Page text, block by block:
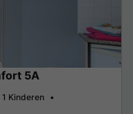
5A
1 Kinderen